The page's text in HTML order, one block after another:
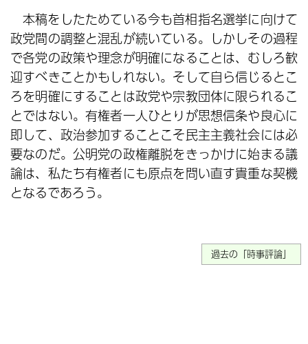
本稿をしたためている今も首相指名選挙に向けて
政党間の調整と混乱が続いている。しかしその過程
で各党の政策や理念が明確になることは、むしろ歓
迎すべきことかもしれない。そして自ら信じるとこ
ろを明確にすることは政党や宗教団体に限られるこ
とではない。有権者一人ひとりが思想信条や良心に
即して、政治参加することこそ民主主義社会には必
要なのだ。公明党の政権離脱をきっかけに始まる議
論は、私たち有権者にも原点を問い直す貴重な契機
となるであろう。
過去の「時事評論」